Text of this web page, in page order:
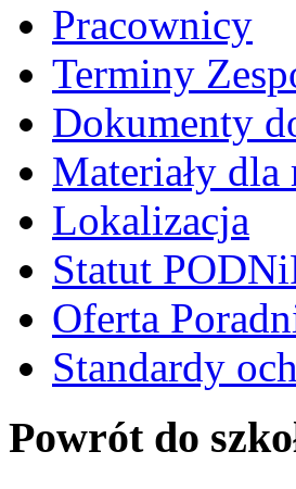
Pracownicy
Terminy
Dokumenty
Materiały
Lokalizacja
Statut
Oferta
Standardy
Powrót do